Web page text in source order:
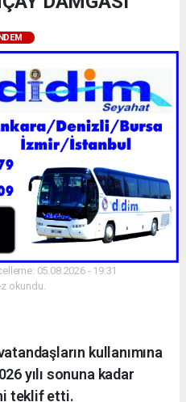
05.08.2026 - 19:31
okundu.
kullanımına
yılı sonuna kadar
teklif etti.